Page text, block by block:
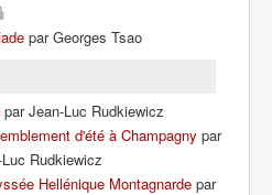
par Georges Tsao
par Jean-Luc Rudkiewicz
d'été à Champagny par
Rudkiewicz
Hellénique Montagnarde par